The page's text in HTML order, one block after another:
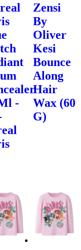
-
Zensi
By
Oliver
Kesi
Bounce
Along
Hair
Wax (60
G)